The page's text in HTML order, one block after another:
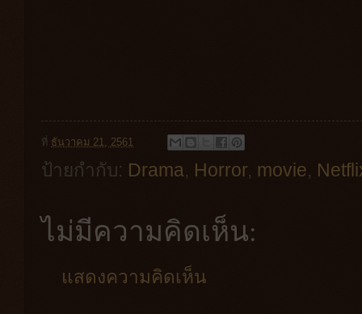
ที่ ธันวาคม 21, 2561
ป้ายกำกับ: Drama, Horror, movie,
ไม่มีความคิดเห็น:
แสดงความคิดเห็น